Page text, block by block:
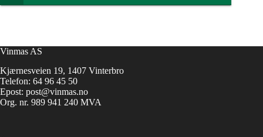
Vinmas AS
Kjærnesveien 19, 1407 Vinterbro
Telefon: 64 96 45 50
Epost: post@vinmas.no
Org. nr. 989 941 240 MVA